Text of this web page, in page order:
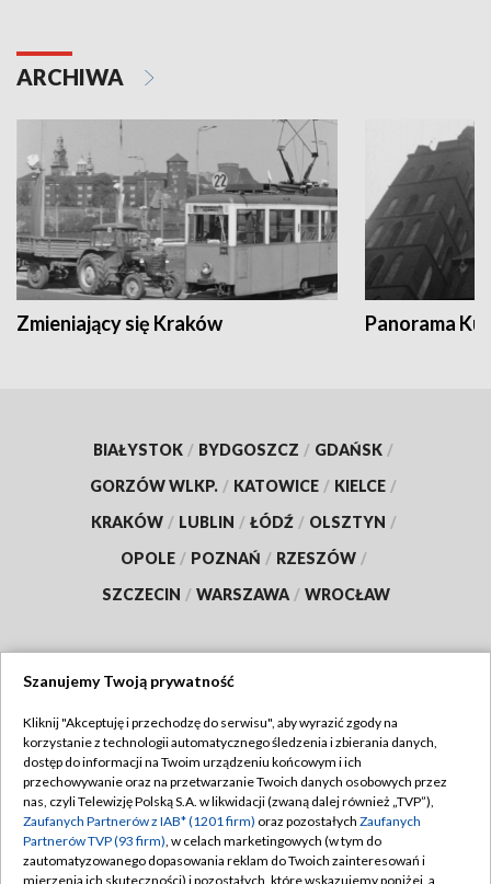
ARCHIWA
Zmieniający się Kraków Panorama
BIAŁYSTOK / BYDGOSZCZ / GDAŃSK /
GORZÓW WLKP. / KATOWICE / KIELCE /
KRAKÓW / LUBLIN / ŁÓDŹ / OLSZTYN /
OPOLE / POZNAŃ / RZESZÓW /
SZCZECIN / WARSZAWA / WROCŁAW
TVP
Abonament TVP
Emisja w TVP
Centrum informacji TVP
Regulamin TVP
Polityka prywatności
Moje zgody
Szanujemy Twoją prywatność
Kliknij "Akceptuję i przechodzę do serwisu", aby wyrazić zgody na
korzystanie z technologii automatycznego śledzenia i zbierania danych,
dostęp do informacji na Twoim urządzeniu końcowym i ich
przechowywanie oraz na przetwarzanie Twoich danych osobowych przez
nas, czyli Telewizję Polską S.A. w likwidacji (zwaną dalej również „TVP”),
Zaufanych Partnerów z IAB* (1201 firm) oraz pozostałych Zaufanych
Partnerów TVP (93 firm), w celach marketingowych (w tym do
zautomatyzowanego dopasowania reklam do Twoich zainteresowań i
mierzenia ich skuteczności) i pozostałych, które wskazujemy poniżej, a